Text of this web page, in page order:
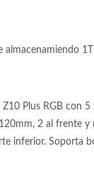
almacenamiendo
Z10 Plus RGB con
2 al frente
inferior. Soporta